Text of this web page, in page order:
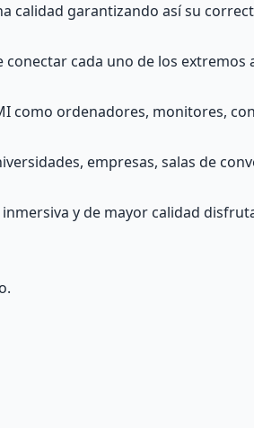
calidad garantizando así su
cada uno de los
como ordenadores, monitores,
empresas, salas de
y de mayor calidad